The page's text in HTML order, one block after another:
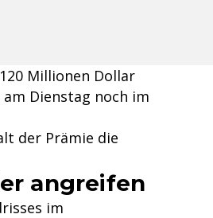
Millionen Dollar
Dienstag noch im
der Prämie die
angreifen
im